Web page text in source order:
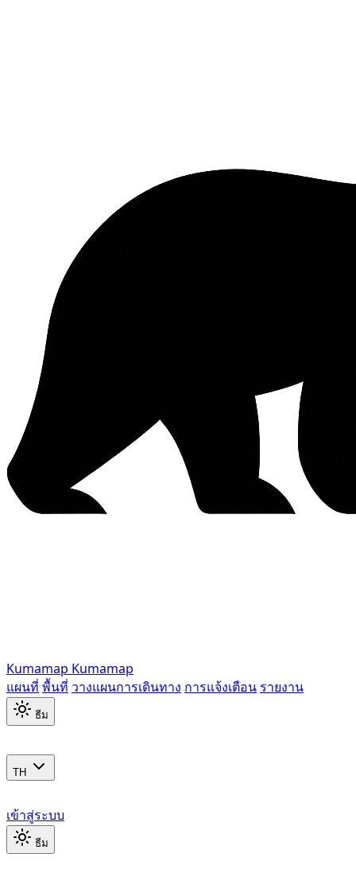
Kumamap Kumamap
แผนที่ พื้นที่ วางแผนการเดินทาง การแจ้งเตือน รายงาน
ธีม
TH
เข้าสู่ระบบ
ธีม